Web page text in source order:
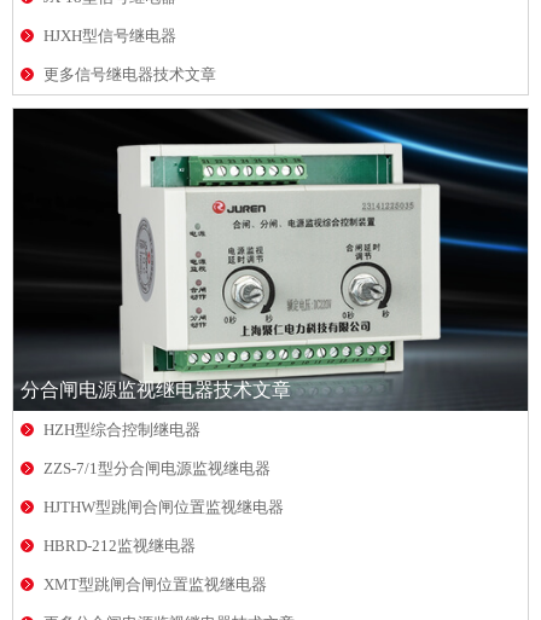
HJXH型信号继电器
更多信号继电器技术文章
分合闸电源监视继电器技术文章
HZH型综合控制继电器
ZZS-7/1型分合闸电源监视继电器
HJTHW型跳闸合闸位置监视继电器
HBRD-212监视继电器
XMT型跳闸合闸位置监视继电器